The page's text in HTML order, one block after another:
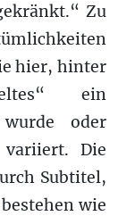
Zu
hier, hinter
ein
wurde oder
Die
Subtitel,
wie